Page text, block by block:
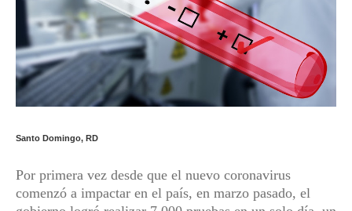
Santo Domingo, RD
Por primera vez desde que el nuevo coronavirus
comenzó a impactar en el país, en marzo pasado, el